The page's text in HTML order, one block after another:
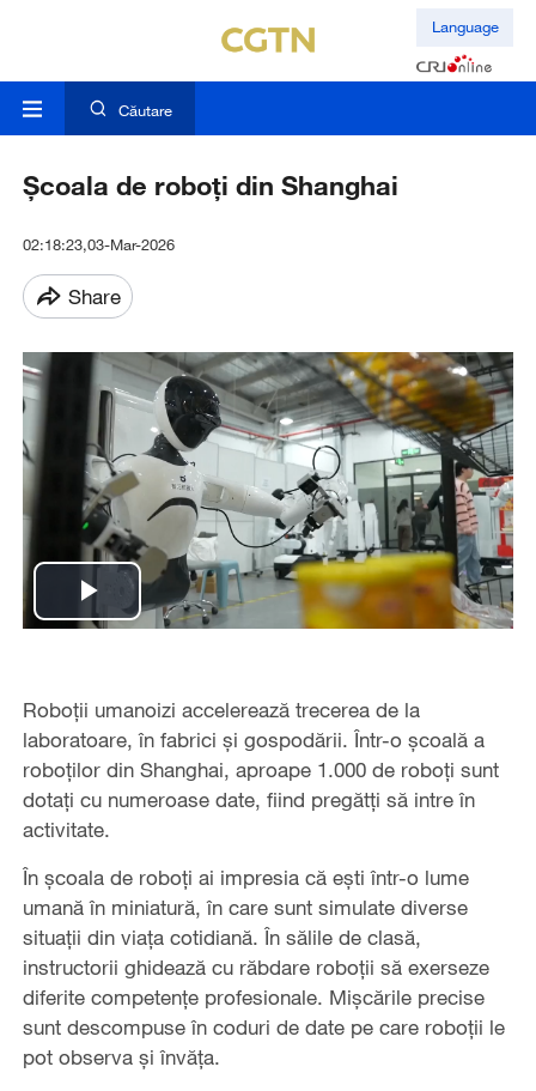
Language
Căutare
Școala de roboți din Shanghai
02:18:23,03-Mar-2026
Share
Play
Roboții umanoizi accelerează trecerea de la
laboratoare, în fabrici și gospodării. Într-o școală a
roboților din Shanghai, aproape 1.000 de roboți sunt
dotați cu numeroase date, fiind pregătți să intre în
activitate.
În școala de roboți ai impresia că ești într-o lume
umană în miniatură, în care sunt simulate diverse
situații din viața cotidiană. În sălile de clasă,
instructorii ghidează cu răbdare roboții să exerseze
diferite competențe profesionale. Mișcările precise
sunt descompuse în coduri de date pe care roboții le
pot observa și învăța.